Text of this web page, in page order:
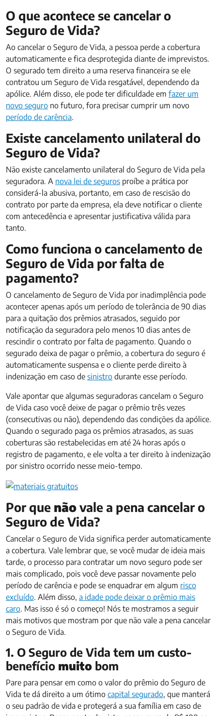
O que acontece se cancelar o
Seguro de Vida?
Ao cancelar o Seguro de Vida, a pessoa perde a cobertura
automaticamente e fica desprotegida diante de imprevistos.
O segurado tem direito a uma reserva financeira se ele
contratou um Seguro de Vida resgatável, dependendo da
apólice. Além disso, ele pode ter dificuldade em fazer um
novo seguro no futuro, fora precisar cumprir um novo
período de carência.
Existe cancelamento unilateral do
Seguro de Vida?
Não existe cancelamento unilateral do Seguro de Vida pela
seguradora. A nova lei de seguros proíbe a prática por
considerá-la abusiva, portanto, em caso de rescisão do
contrato por parte da empresa, ela deve notificar o cliente
com antecedência e apresentar justificativa válida para
tanto.
Como funciona o cancelamento de
Seguro de Vida por falta de
pagamento?
O cancelamento de Seguro de Vida por inadimplência pode
acontecer apenas após um período de tolerância de 90 dias
para a quitação dos prêmios atrasados, seguido por
notificação da seguradora pelo menos 10 dias antes de
rescindir o contrato por falta de pagamento. Quando o
segurado deixa de pagar o prêmio, a cobertura do seguro é
automaticamente suspensa e o cliente perde direito à
indenização em caso de sinistro durante esse período.
Vale apontar que algumas seguradoras cancelam o Seguro
de Vida caso você deixe de pagar o prêmio três vezes
(consecutivas ou não), dependendo das condições da apólice.
Quando o segurado paga os prêmios atrasados, as suas
coberturas são restabelecidas em até 24 horas após o
registro de pagamento, e ele volta a ter direito à indenização
por sinistro ocorrido nesse meio-tempo.
Por que nãovale a pena cancelar o
Seguro de Vida?
Cancelar o Seguro de Vida significa perder automaticamente
a cobertura. Vale lembrar que, se você mudar de ideia mais
tarde, o processo para contratar um novo seguro pode ser
mais complicado, pois você deve passar novamente pelo
período de carência e pode se enquadrar em algum risco
excluído. Além disso, a idade pode deixar o prêmio mais
caro. Mas isso é só o começo! Nós te mostramos a seguir
mais motivos que mostram por que não vale a pena cancelar
o Seguro de Vida.
1. O Seguro de Vida tem um custo-
benefício muito bom
Pare para pensar em como o valor do prêmio do Seguro de
Vida te dá direito a um ótimo capital segurado, que manterá
o seu padrão de vida e protegerá a sua família em caso de